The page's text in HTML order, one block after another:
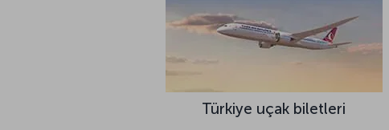
Türkiye uçak biletleri